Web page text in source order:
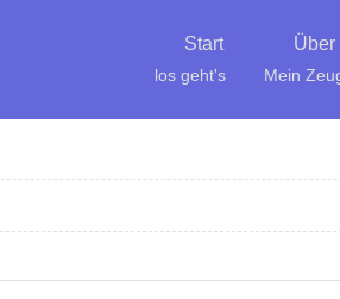
Start
los geht's
Über
Mein